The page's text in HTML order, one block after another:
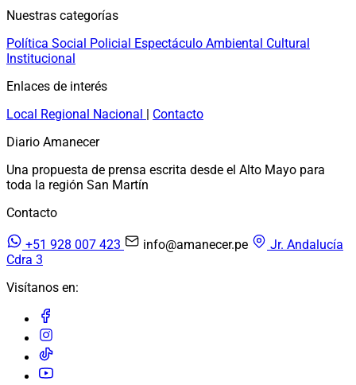
Nuestras categorías
Política Social Policial Espectáculo Ambiental Cultural
Institucional
Enlaces de interés
Local Regional Nacional | Contacto
Diario Amanecer
Una propuesta de prensa escrita desde el Alto Mayo para
toda la región San Martín
Contacto
+51 928 007 423 info@amanecer.pe
Jr. Andalucía
Cdra 3
Visítanos en: